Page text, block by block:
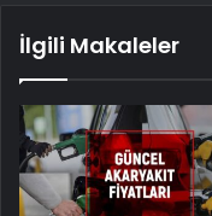
İlgili Makaleler